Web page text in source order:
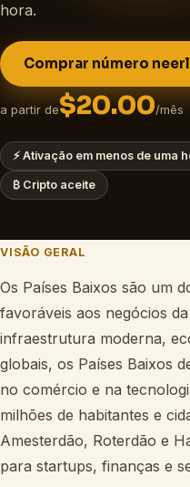
hora.
Comprar número
a partir de$20.00/mês
⚡ Ativação em menos de uma
₿ Cripto aceite
VISÃO GERAL
Os Países Baixos são um
favoráveis aos negócios
infraestrutura moderna,
globais, os Países Baixos
no comércio e na
milhões de habitantes e
Amesterdão, Roterdão e
para startups, finanças e